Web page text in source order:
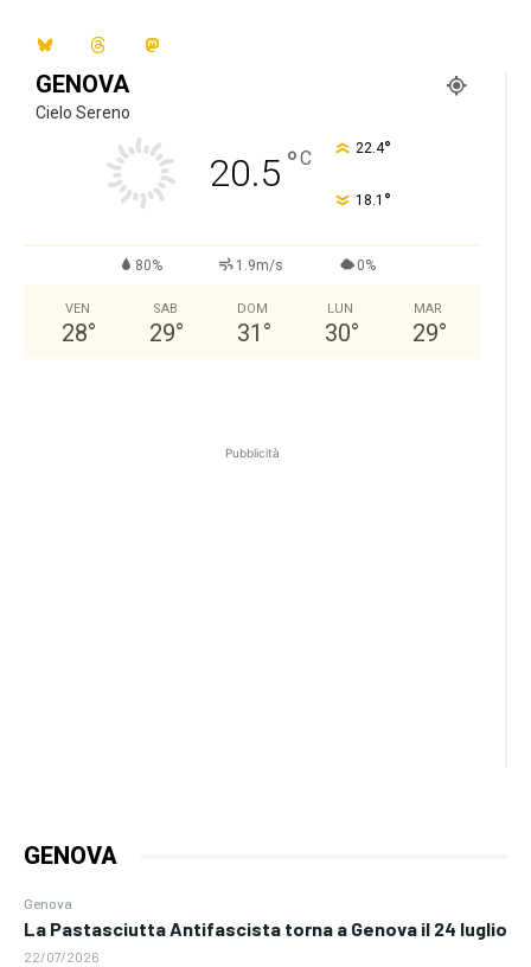
GENOVA
Cielo Sereno
20.5 °C 22.4°
18.1 °
80% 1.9m/s 0%
VEN
28°
SAB
29°
DOM
31 °
LUN
30°
MAR
29°
Pubblicità
GENOVA
Genova
La Pastasciutta Antifascista torna a Genova il 24 luglio
22/07/2026